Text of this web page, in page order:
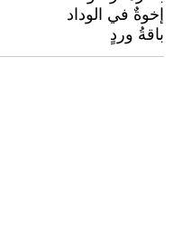
إخوةٌ في الوداد
باقةُ وردٍ